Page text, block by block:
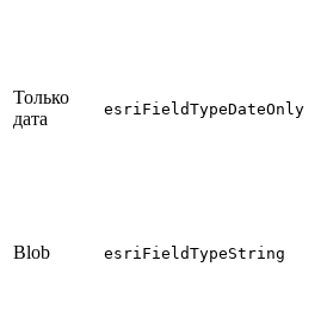
Только
дата
esriFieldTypeDateOnly
Blob esriFieldTypeString